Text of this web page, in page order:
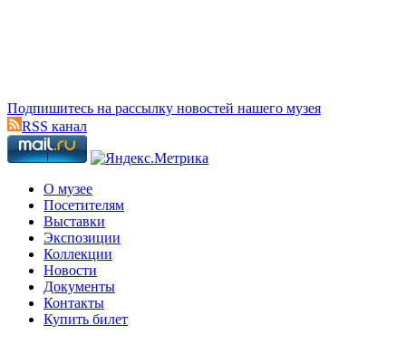
Подпишитесь на рассылку новостей нашего музея
RSS канал
О музее
Посетителям
Выставки
Экспозиции
Коллекции
Новости
Документы
Контакты
Купить билет